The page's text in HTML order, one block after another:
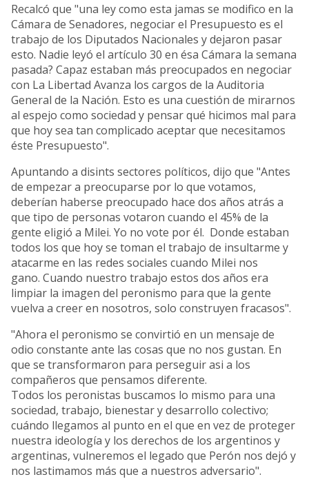
Recalcó que "una ley como esta jamas se modifico en la
Cámara de Senadores, negociar el Presupuesto es el
trabajo de los Diputados Nacionales y dejaron pasar
esto. Nadie leyó el artículo 30 en ésa Cámara la semana
pasada? Capaz estaban más preocupados en negociar
con La Libertad Avanza los cargos de la Auditoria
General de la Nación. Esto es una cuestión de mirarnos
al espejo como sociedad y pensar qué hicimos mal para
que hoy sea tan complicado aceptar que necesitamos
éste Presupuesto".
Apuntando a disints sectores políticos, dijo que "Antes
de empezar a preocuparse por lo que votamos,
deberían haberse preocupado hace dos años atrás a
que tipo de personas votaron cuando el 45% de la
gente eligió a Milei. Yo no vote por él. Donde estaban
todos los que hoy se toman el trabajo de insultarme y
atacarme en las redes sociales cuando Milei nos
gano. Cuando nuestro trabajo estos dos años era
limpiar la imagen del peronismo para que la gente
vuelva a creer en nosotros, solo construyen fracasos".
"Ahora el peronismo se convirtió en un mensaje de
odio constante ante las cosas que no nos gustan. En
que se transformaron para perseguir asi a los
compañeros que pensamos diferente.
Todos los peronistas buscamos lo mismo para una
sociedad, trabajo, bienestar y desarrollo colectivo;
cuándo llegamos al punto en el que en vez de proteger
nuestra ideología y los derechos de los argentinos y
argentinas, vulneremos el legado que Perón nos dejó y
nos lastimamos más que a nuestros adversario".